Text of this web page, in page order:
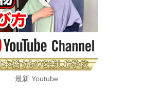
最新 Youtube